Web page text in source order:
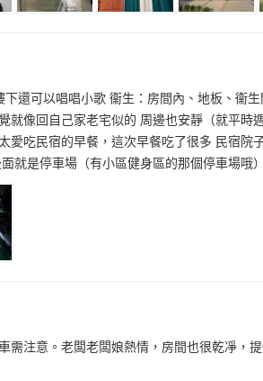
還可以唱唱小歌 衞生：房間內、地板、衞
就像回自己家老宅似的 周邊也安靜（就平
愛吃民宿的早餐，這次早餐吃了很多 民宿
就是停車場（有小區健身區的那個停車場哦
需注意。老闆老闆娘熱情，房間也很乾凈，